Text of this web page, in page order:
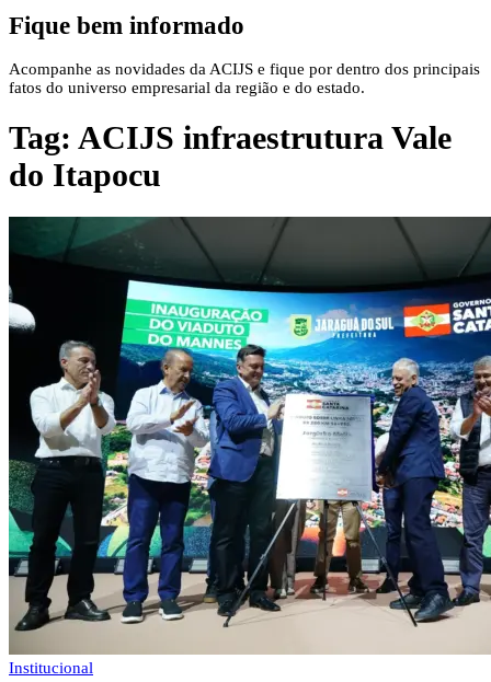
Fique bem informado
Acompanhe as novidades da ACIJS e fique por dentro dos principais
fatos do universo empresarial da região e do estado.
Tag: ACIJS infraestrutura Vale
do Itapocu
Institucional